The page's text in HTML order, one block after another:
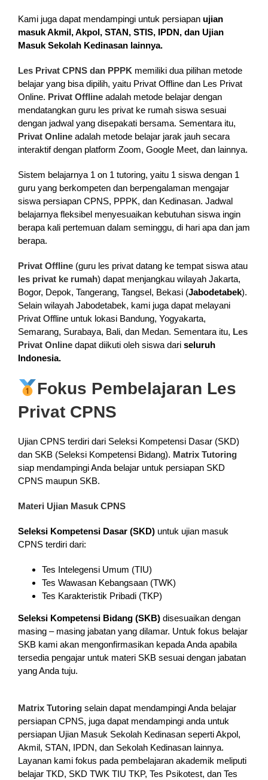
Kami juga dapat mendampingi untuk persiapanujian
masuk Akmil, Akpol, STAN, STIS, IPDN, dan Ujian
Masuk Sekolah Kedinasan lainnya.
Les Privat CPNS dan PPPK memiliki dua pilihan metode
belajar yang bisa dipilih, yaitu Privat Offline dan Les Privat
Online. Privat Offline adalah metode belajar dengan
mendatangkan guru les privat ke rumah siswa sesuai
dengan jadwal yang disepakati bersama. Sementara itu,
Privat Onlineadalah metode belajar jarak jauh secara
interaktif dengan platform Zoom, Google Meet, dan lainnya.
Sistem belajarnya 1 on 1 tutoring, yaitu 1 siswa dengan 1
guru yang berkompeten dan berpengalaman mengajar
siswa persiapan CPNS, PPPK, dan Kedinasan. Jadwal
belajarnya fleksibel menyesuaikan kebutuhan siswa ingin
berapa kali pertemuan dalam seminggu, di hari apa dan jam
berapa.
Privat Offline(guru les privat datang ke tempat siswa atau
les privat ke rumah) dapat menjangkau wilayah Jakarta,
Bogor, Depok, Tangerang, Tangsel, Bekasi (Jabodetabek).
Selain wilayah Jabodetabek, kami juga dapat melayani
Privat Offline untuk lokasi Bandung, Yogyakarta,
Semarang, Surabaya, Bali, dan Medan. Sementara itu, Les
Privat Onlinedapat diikuti oleh siswa dari seluruh
Indonesia.
Fokus Pembelajaran Les
Privat CPNS
Ujian CPNS terdiri dari Seleksi Kompetensi Dasar (SKD)
dan SKB (Seleksi Kompetensi Bidang). Matrix Tutoring
siap mendampingi Anda belajar untuk persiapan SKD
CPNS maupun SKB.
Materi Ujian Masuk CPNS
Seleksi Kompetensi Dasar (SKD)untuk ujian masuk
CPNS terdiri dari:
Tes Intelegensi Umum (TIU)
Tes Wawasan Kebangsaan (TWK)
Tes Karakteristik Pribadi (TKP)
Seleksi Kompetensi Bidang (SKB)disesuaikan dengan
masing – masing jabatan yang dilamar. Untuk fokus belajar
SKB kami akan mengonfirmasikan kepada Anda apabila
tersedia pengajar untuk materi SKB sesuai dengan jabatan
yang Anda tuju.
Matrix Tutoringselain dapat mendampingi Anda belajar
persiapan CPNS, juga dapat mendampingi anda untuk
persiapan Ujian Masuk Sekolah Kedinasan seperti Akpol,
Akmil, STAN, IPDN, dan Sekolah Kedinasan lainnya.
Layanan kami fokus pada pembelajaran akademik meliputi
belajar TKD, SKD TWK TIU TKP, Tes Psikotest, dan Tes